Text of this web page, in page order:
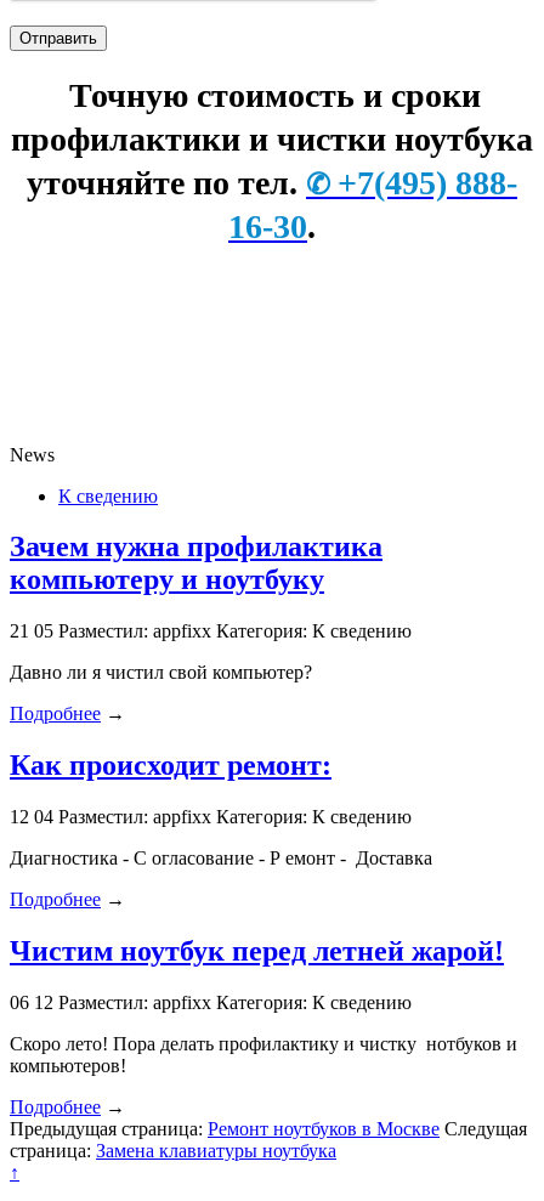
Точную стоимость и сроки
профилактики и чистки ноутбука
уточняйте по тел. ✆ +7(495) 888-
16-30.
News
К сведению
Зачем нужна профилактика
компьютеру и ноутбуку
21 05 Разместил: appfixx Категория: К сведению
Давно ли я чистил свой компьютер?
Подробнее →
Как происходит ремонт:
12 04 Разместил: appfixx Категория: К сведению
Диагностика - С огласование - Р емонт - Доставка
Подробнее →
Чистим ноутбук перед летней жарой!
06 12 Разместил: appfixx Категория: К сведению
Скоро лето! Пора делать профилактику и чистку нотбуков и
компьютеров!
Подробнее →
Предыдущая страница: Ремонт ноутбуков в Москве Следущая
страница: Замена клавиатуры ноутбука
↑